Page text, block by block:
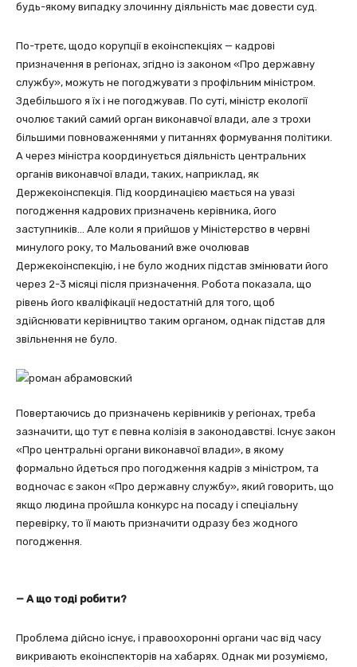
будь-якому випадку злочинну діяльність має довести суд.
По-третє, щодо корупції в екоінспекціях — кадрові
призначення в регіонах, згідно із законом «Про державну
службу», можуть не погоджувати з профільним міністром.
Здебільшого я їх і не погоджував. По суті, міністр екології
очолює такий самий орган виконавчої влади, але з трохи
більшими повноваженнями у питаннях формування політики.
А через міністра координується діяльність центральних
органів виконавчої влади, таких, наприклад, як
Держекоінспекція. Під координацією мається на увазі
погодження кадрових призначень керівника, його
заступників… Але коли я прийшов у Міністерство в червні
минулого року, то Мальований вже очолював
Держекоінспекцію, і не було жодних підстав змінювати його
через 2-3 місяці після призначення. Робота показала, що
рівень його кваліфікації недостатній для того, щоб
здійснювати керівництво таким органом, однак підстав для
звільнення не було.
Повертаючись до призначень керівників у регіонах, треба
зазначити, що тут є певна колізія в законодавстві. Існує закон
«Про центральні органи виконавчої влади», в якому
формально йдеться про погодження кадрів з міністром, та
водночас є закон «Про державну службу», який говорить, що
якщо людина пройшла конкурс на посаду і спеціальну
перевірку, то її мають призначити одразу без жодного
погодження.
— А що тоді робити?
Проблема дійсно існує, і правоохоронні органи час від часу
викривають екоінспекторів на хабарях. Однак ми розуміємо,